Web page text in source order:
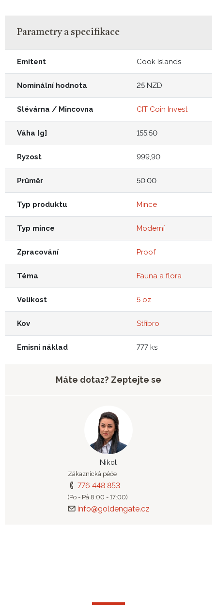
Parametry a specifikace
Emitent Cook Islands
Nominální hodnota 25 NZD
Slévárna / Mincovna CIT Coin Invest
Váha [g] 155,50
Ryzost 999,90
Průměr 50,00
Typ produktu Mince
Typ mince Moderní
Zpracování Proof
Téma Fauna a flora
Velikost 5 oz
Kov Stříbro
Emisní náklad 777 ks
Máte dotaz? Zeptejte se
Nikol
Zákaznická péče
776 448 853
(Po - Pá 8:00 - 17:00)
info@goldengate.cz